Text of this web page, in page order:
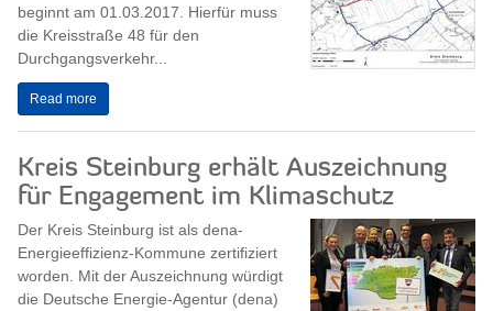
beginnt am 01.03.2017. Hierfür muss
die Kreisstraße 48 für den
Durchgangsverkehr...
Read more
Kreis Steinburg erhält Auszeichnung
für Engagement im Klimaschutz
Der Kreis Steinburg ist als dena-
Energieeffizienz-Kommune zertifiziert
worden. Mit der Auszeichnung würdigt
die Deutsche Energie-Agentur (dena)